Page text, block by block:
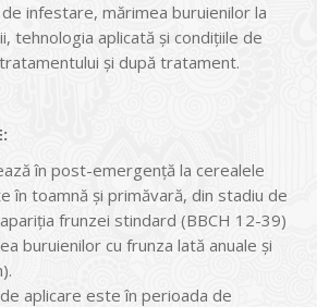
infestare, mărimea buruienilor la
tehnologia aplicată şi condiţiile de
şi după tratament.
în post-emergenţă la cerealele
în toamnă şi primăvară, din stadiu de
frunzei stindard (BBCH 12-39)
buruienilor cu frunza lată anuale şi
aplicare este în perioada de